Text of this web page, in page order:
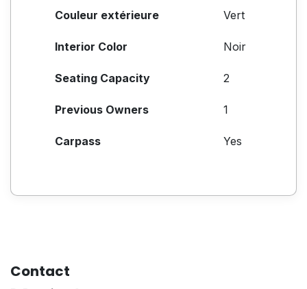
Couleur extérieure Vert
Interior Color Noir
Seating Capacity 2
Previous Owners 1
Carpass Yes
Contact